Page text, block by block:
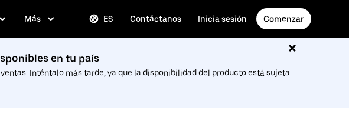
Más ES Contáctanos Inicia sesión Comenzar
en tu país
Inténtalo más tarde, ya que la disponibilidad del producto está sujeta